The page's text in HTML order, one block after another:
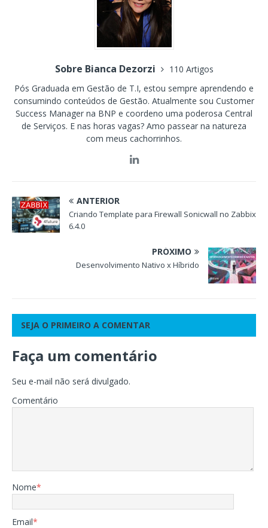
Sobre Bianca Dezorzi
110 Artigos
Pós Graduada em Gestão de T.I, estou sempre aprendendo e
consumindo conteúdos de Gestão. Atualmente sou Customer
Success Manager na BNP e coordeno uma poderosa Central
de Serviços. E nas horas vagas? Amo passear na natureza
com meus cachorrinhos.
ANTERIOR
Criando Template para Firewall Sonicwall no Zabbix
6.4.0
PRÓXIMO
Desenvolvimento Nativo x Híbrido
SEJA O PRIMEIRO A COMENTAR
Faça um comentário
Seu e-mail não será divulgado.
Comentário
Nome*
Email*